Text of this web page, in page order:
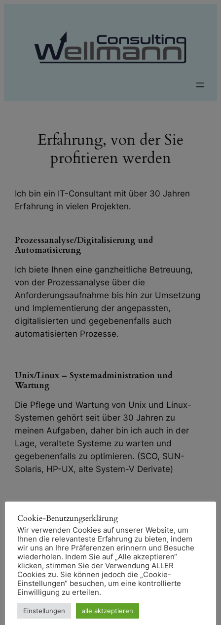
Erfahrung, von der Sie
profitieren werden
Ich bin ein IT-Consultant mit über 30 Jahren
Erfahrung in vielen Projekten.
Prozessanalyse/Digitalisierung und
Automatisierung
Ich biete Ihnen eine ganzheitliche Betreuung,
von der Prozessanalyse über die
Anforderungsaufnahme bis hin zur Umsetzung
und Implementierung der angepassten,
digitalisierten und gegebenenfalls auch
automatisierten Prozesse.
Unix/Linux – Systemadministration und
Wartung
Die Pflege und Wartung von Unix und Linux-
Systemen gehört seit über 30 Jahren zu
meinen Aufgaben, daher bin ich auch in der
Lage, veraltete Systeme zu warten und
gegebenenfalls zu optimieren. (SCO, SUN-
Solaris, HP-UX, alte System-V Derivate)
Systemen
Ich unterstütze Sie bei der Entwicklung einer
Strategie zur Ablösung von Systemen, die in die
Jahre gekommen sind und gegebenenfalls vom
Hersteller nicht mehr unterstützt werden. Die
Aufrechterhaltung des Betriebs, der
Lieferfähigkeit und der Liquidität des
Unternehmens liegt dabei immer im Fokus
Cookie-Benutzungserklärung
Wir verwenden Cookies auf unserer Website, um
Ihnen die relevanteste Erfahrung zu bieten, indem
wir uns an Ihre Präferenzen erinnern und Besuche
wiederholen. Indem Sie auf „Alle akzeptieren“
klicken, stimmen Sie der Verwendung ALLER
Cookies zu. Sie können jedoch die „Cookie-
Einstellungen“ besuchen, um eine kontrollierte
Einwilligung zu erteilen.
Einstellungen alle aktzeptieren